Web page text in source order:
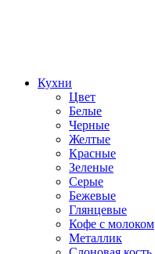
Кухни
Цвет
Белые
Черные
Желтые
Красные
Зеленые
Серые
Бежевые
Глянцевые
Кофе с молоком
Металлик